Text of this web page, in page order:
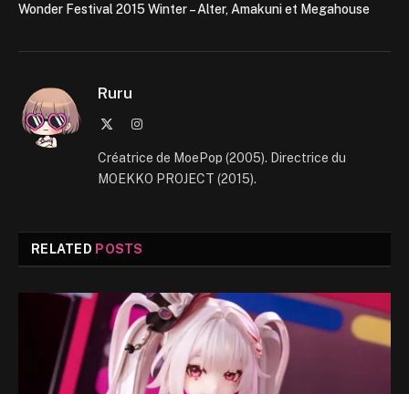
Wonder Festival 2015 Winter – Alter, Amakuni et Megahouse
Ruru
Instagram
Créatrice de MoePop (2005). Directrice du
MOEKKO PROJECT (2015).
RELATED POSTS